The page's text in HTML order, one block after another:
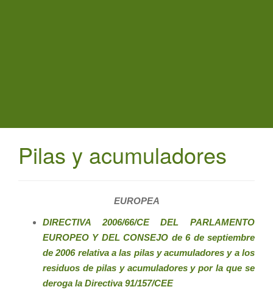
Pilas y acumuladores
EUROPEA
DIRECTIVA 2006/66/CE DEL PARLAMENTO
EUROPEO Y DEL CONSEJO de 6 de septiembre
de 2006 relativa a las pilas y acumuladores y a los
residuos de pilas y acumuladores y por la que se
deroga la Directiva 91/157/CEE